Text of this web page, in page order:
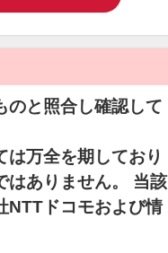
のと照合し確認して
万全を期しており
はありません。 当該
NTTドコモおよび情